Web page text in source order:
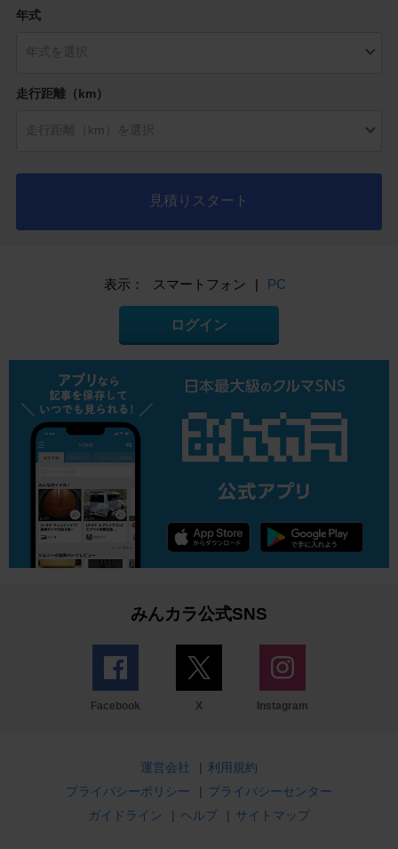
年式
走行距離（km）
見積りスタート
表示： スマートフォン | PC
ログイン
みんカラ公式SNS
Facebook X Instagram
運営会社 | 利用規約
プライバシーポリシー
| プライバシーセンター
ガイドライン
| ヘルプ | サイトマップ